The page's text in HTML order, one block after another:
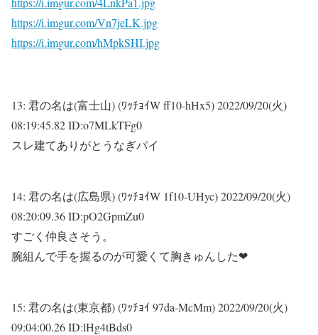
https://i.imgur.com/Vn7jeLK.jpg
https://i.imgur.com/hMpkSHI.jpg
13: 君の名は(富士山) (ﾜｯﾁｮｲW ff10-hHx5)2022/09/20(火)
08:19:45.82 ID:o7MLkTFg0
スレ建てありがとうなぎパイ
14: 君の名は(広島県) (ﾜｯﾁｮｲW 1f10-UHyc)2022/09/20(火)
08:20:09.36 ID:pO2GpmZu0
すごく仲良さそう。
腕組んで手を握るのが可愛くて胸きゅんした❤
15: 君の名は(東京都) (ﾜｯﾁｮｲ 97da-McMm)2022/09/20(火)
09:04:00.26 ID:lHg4tBds0